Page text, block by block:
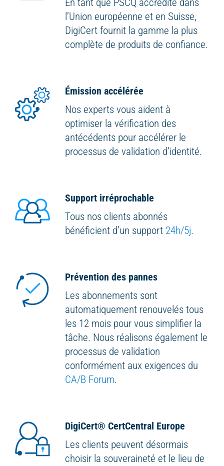
En tant que PSCQ accrédité dans
l’Union européenne et en Suisse,
DigiCert fournit la gamme la plus
complète de produits de confiance.
Émission accélérée
Nos experts vous aident à
optimiser la vérification des
antécédents pour accélérer le
processus de validation d’identité.
Support irréprochable
Tous nos clients abonnés
bénéficient d’un support 24h/5j.
Prévention des pannes
Les abonnements sont
automatiquement renouvelés tous
les 12 mois pour vous simplifier la
tâche. Nous réalisons également le
processus de validation
conformément aux exigences du
CA/B Forum.
DigiCert® CertCentral Europe
Les clients peuvent désormais
choisir la souveraineté et le lieu de